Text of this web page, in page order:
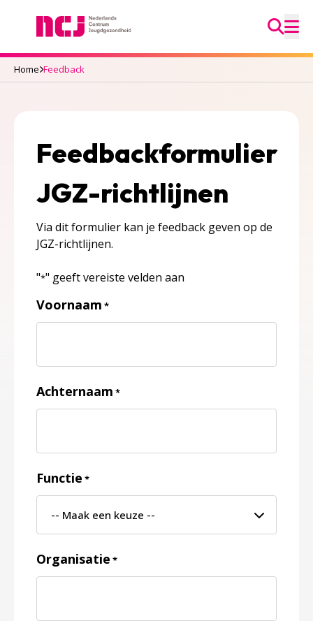
Ga
Home Feedback
Feedbackformulier
JGZ-richtlijnen
Via dit formulier kan je feedback geven op de
JGZ-richtlijnen.
"*" geeft vereiste velden aan
Voornaam *
Achternaam *
Functie *
Organisatie *